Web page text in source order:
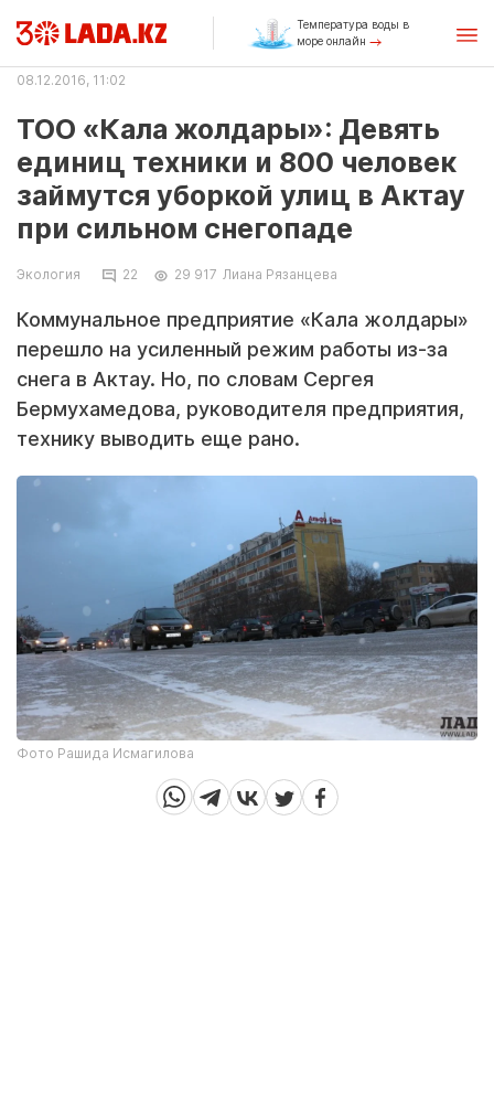
Температура воды в
море онлайн
08.12.2016, 11:02
ТОО «Кала жолдары»: Девять
единиц техники и 800 человек
займутся уборкой улиц в Актау
при сильном снегопаде
Экология 22 29 917 Лиана Рязанцева
Коммунальное предприятие «Кала жолдары»
перешло на усиленный режим работы из-за
снега в Актау. Но, по словам Сергея
Бермухамедова, руководителя предприятия,
технику выводить еще рано.
Фото Рашида Исмагилова